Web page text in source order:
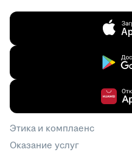
Этика и комплаенс
Оказание услуг